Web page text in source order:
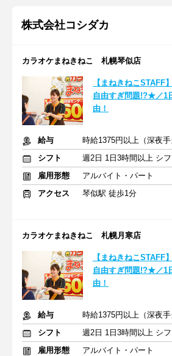
株式会社コシダカ
カラオケまねきねこ 札幌琴似店
【まねきねこSTAFF
自由すぎ問題!?★／1
由！
給与
シフト
週2日 1日3時間以上 シ
雇用形態
アルバイト・パート
アクセス
琴似駅 徒歩1分
カラオケまねきねこ 札幌月寒店
【まねきねこSTAFF
自由すぎ問題!?★／1
由！
給与
シフト
週2日 1日3時間以上 シ
雇用形態
アルバイト・パート